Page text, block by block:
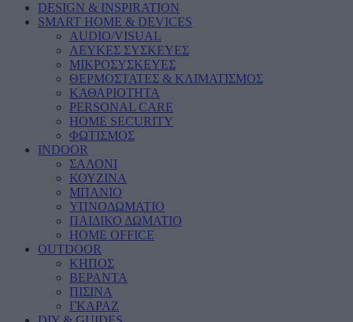
DESIGN & INSPIRATION
SMART HOME & DEVICES
AUDIO/VISUAL
ΛΕΥΚΕΣ ΣΥΣΚΕΥΕΣ
ΜΙΚΡΟΣΥΣΚΕΥΕΣ
ΘΕΡΜΟΣΤΑΤΕΣ & ΚΛΙΜΑΤΙΣΜΟΣ
ΚΑΘΑΡΙΟΤΗΤΑ
PERSONAL CARE
HOME SECURITY
ΦΩΤΙΣΜΟΣ
INDOOR
ΣΑΛΟΝΙ
ΚΟΥΖΙΝΑ
ΜΠΑΝΙΟ
ΥΠΝΟΔΩΜΑΤΙΟ
ΠΑΙΔΙΚΟ ΔΩΜΑΤΙΟ
HOME OFFICE
OUTDOOR
ΚΗΠΟΣ
ΒΕΡΑΝΤΑ
ΠΙΣΙΝΑ
ΓΚΑΡΑΖ